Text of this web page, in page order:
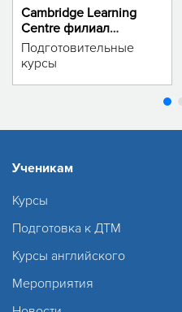
Cambridge Learning
Centre филиал
м.Тинчлик
Подготовительные
курсы
Ученикам
Курсы
Подготовка к ДТМ
Курсы английского
Мероприятия